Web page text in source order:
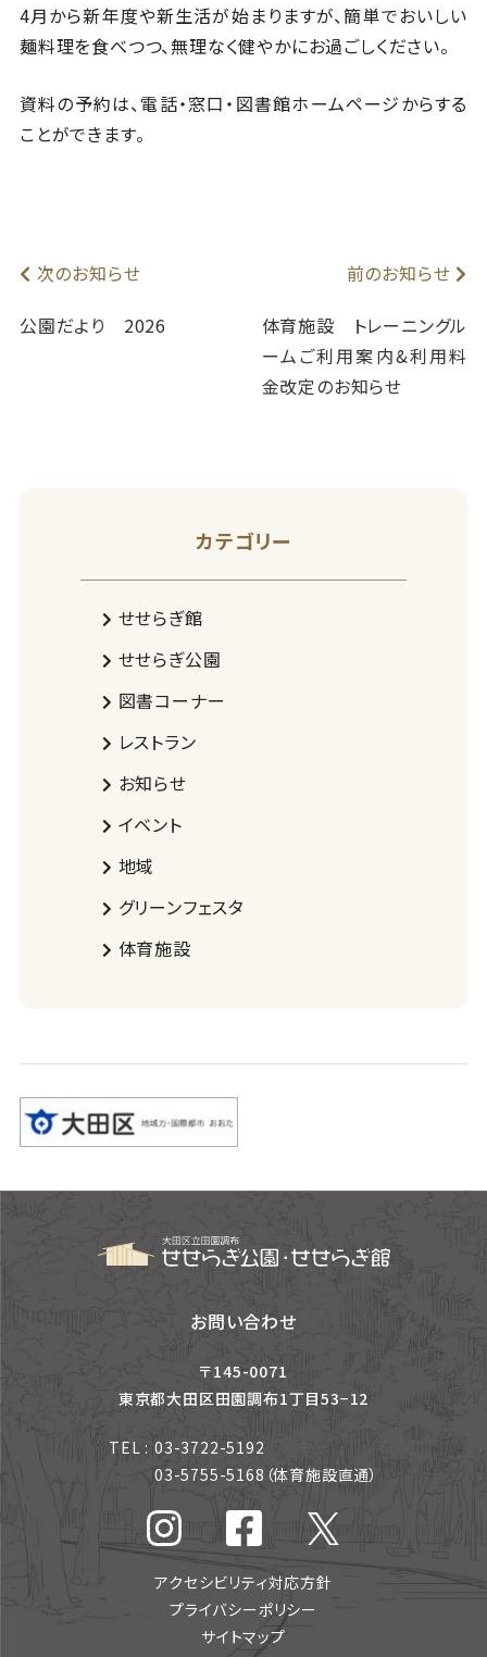
4月から新年度や新生活が始まりますが、簡単でおいしい
麺料理を食べつつ、無理なく健やかにお過ごしください。
資料の予約は、電話・窓口・図書館ホームページからする
ことができます。
次のお知らせ
公園だより 2026
前のお知らせ
体育施設 トレーニングル
ームご利用案内&利用料
金改定のお知らせ
カテゴリー
せせらぎ館
せせらぎ公園
図書コーナー
レストラン
お知らせ
イベント
地域
グリーンフェスタ
体育施設
お問い合わせ
〒145-0071
東京都大田区田園調布1丁目53−12
TEL : 03-3722-5192
03-5755-5168 （体育施設直通）
アクセシビリティ対応方針
プライバシーポリシー
サイトマップ